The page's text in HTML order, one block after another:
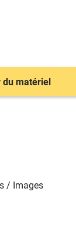
du matériel
/ Images